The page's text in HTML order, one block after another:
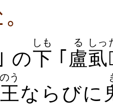
｣ の下
しも
｢盧
る
虱
しっ
う
ならびに